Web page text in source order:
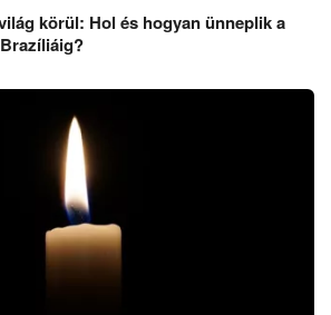
körül: Hol és hogyan ünneplik a